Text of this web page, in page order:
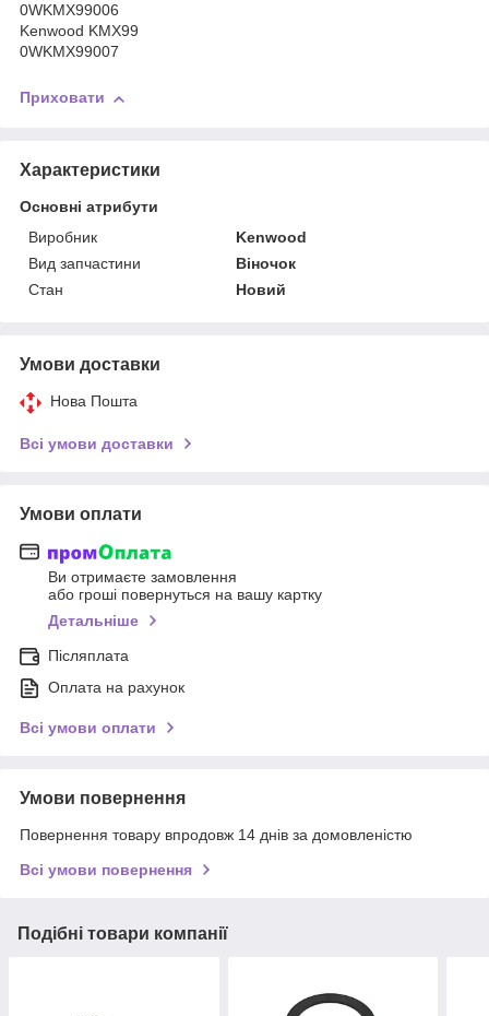
0WKMX99006
Kenwood KMX99
0WKMX99007
Приховати
Характеристики
Основні атрибути
Виробник
Kenwood
Вид запчастини
Віночок
Стан
Новий
Умови доставки
Нова Пошта
Всі умови доставки
Умови оплати
Ви отримаєте замовлення
або гроші повернуться на вашу картку
Детальніше
Післяплата
Оплата на рахунок
Всі умови оплати
Умови повернення
Повернення товару впродовж 14 днів за домовленістю
Всі умови повернення
Подібні товари компанії